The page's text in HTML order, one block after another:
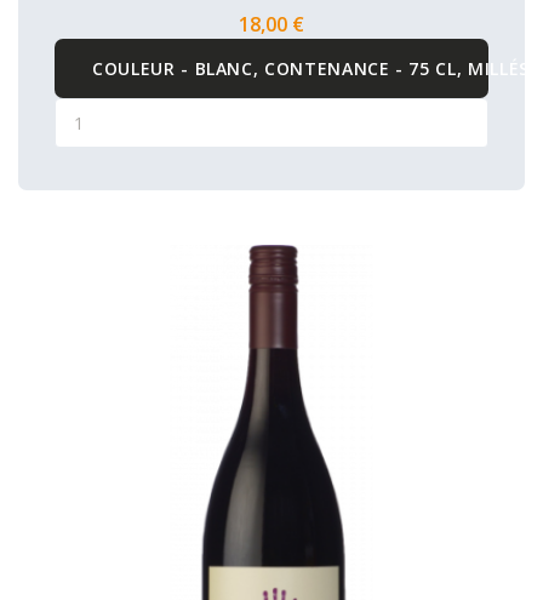
18,00 €
COULEUR - BLANC, CONTENANCE - 75 CL,